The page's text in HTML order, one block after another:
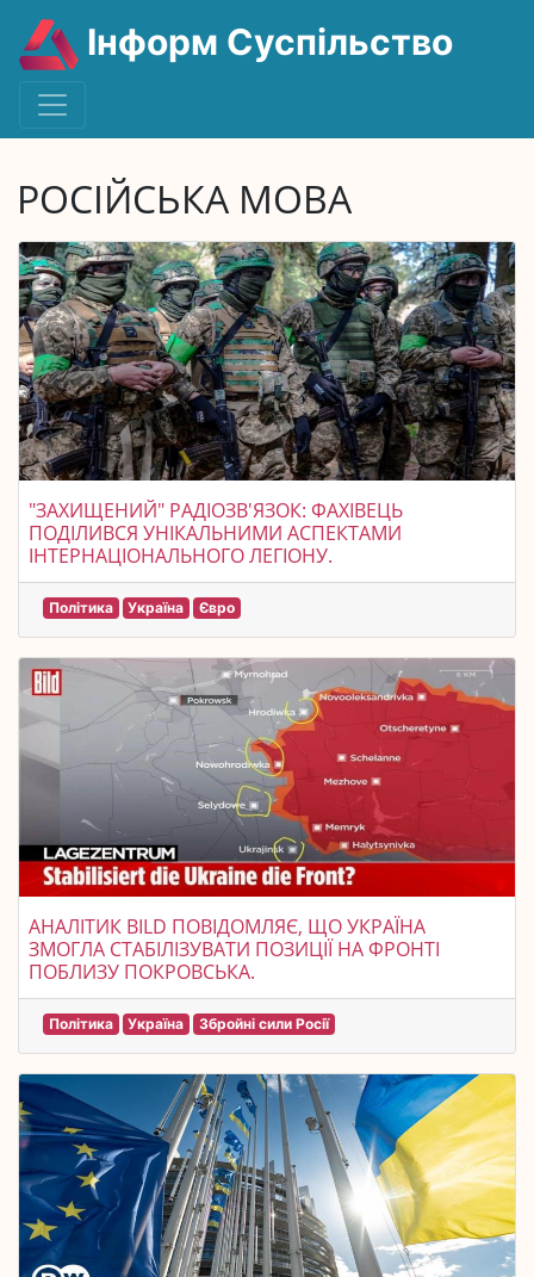
Інформ Суспільство
РОСІЙСЬКА МОВА
"ЗАХИЩЕНИЙ" РАДІОЗВ'ЯЗОК: ФАХІВЕЦЬ
ПОДІЛИВСЯ УНІКАЛЬНИМИ АСПЕКТАМИ
ІНТЕРНАЦІОНАЛЬНОГО ЛЕГІОНУ.
Політика Україна Євро
АНАЛІТИК BILD ПОВІДОМЛЯЄ, ЩО УКРАЇНА
ЗМОГЛА СТАБІЛІЗУВАТИ ПОЗИЦІЇ НА ФРОНТІ
ПОБЛИЗУ ПОКРОВСЬКА.
Політика Україна Збройні сили Росії